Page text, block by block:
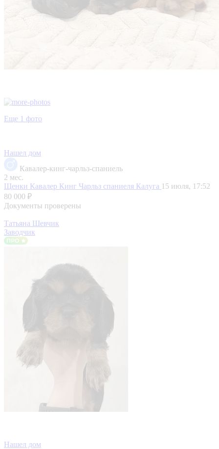
Еще 1 фото
Нашел дом
Кавалер-кинг-чарльз-спаниель
2 мес.
Щенки Кавалер Кинг Чарльз спаниеля Калуга 15 июля, 17:52
80 000 ₽
Документы проверены
Татьяна Шевчик
Заводчик
Нашел дом